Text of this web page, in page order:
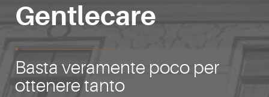
Gentlecare
Basta veramente poco per
ottenere tanto